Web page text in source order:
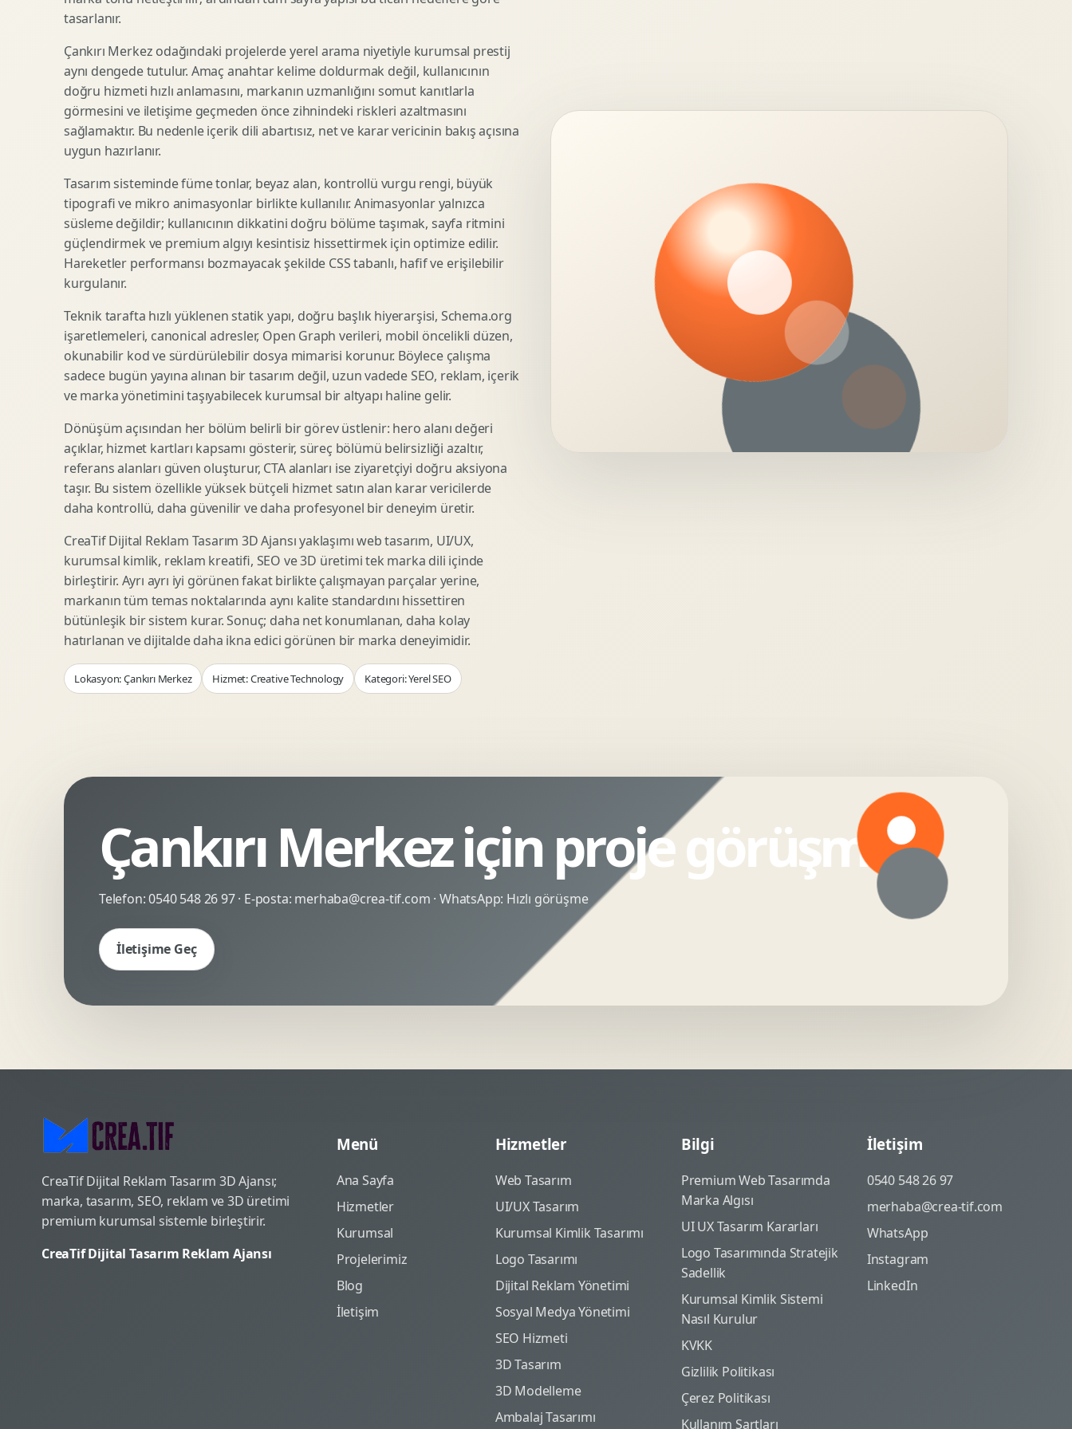
SEO Icerik Stratejisi
Schema Markup Optimizasyonu 3D Lansman Filmi Teknik Modelleme
Premium Ambalaj Tasarimi
Etiket Tasarimi
Kutu Tasarimi
Raf Gorunurlugu
Gida Ambalaj Tasarimi
Kozmetik Ambalaj Tasarimi
E Ticaret Kutu Tasarimi
Ambalaj Mockup Tasarimi
Afis Tasarimi
Brosur Tasarimi
Sunum Tasarimi
Katalog Tasarimi
Infografik Tasarimi
Fuaye Gorsel Tasarimi
Kurumsal Ilan Tasarimi
Marka Stratejisi
Marka Konumlandirma
Rekabet Analizi
Hedef Kitle Analizi
Marka Mimarisi
Deger Onerisi Tasarimi
Pazara Giris Stratejisi
Shopify Tasarim
Woocommerce Tasarim
Eticaret UX Optimizasyonu
Kategori Sayfasi Tasarimi
Sepet Odeme UX
Eticaret SEO Altyapisi
Lead Generation Landing Page
Reklam Landing Page
Webinar Landing Page
App Landing Page
Form Optimizasyonu
Sales Page Tasarimi
Display Banner Tasarimi
Video Reklam Kreatifi
Outdoor Reklam Tasarimi
Performans Kreatif Seti
Story Reklam Tasarimi
Statik Reklam Gorseli
Motion Banner Tasarimi
Logo Animasyonu
Mikro Animasyon Tasarimi
Reklam Motion Video
Arayuz Animasyonu
Sosyal Medya Motion
Webgl Deneyim Tasarimi
AI Gorsel Konsept
No Code Prototip
Veri Gorsellestirme
tasarlanır.
Çankırı Merkez odağındaki projelerde yerel arama niyetiyle kurumsal prestij
aynı dengede tutulur. Amaç anahtar kelime doldurmak değil, kullanıcının
doğru hizmeti hızlı anlamasını, markanın uzmanlığını somut kanıtlarla
görmesini ve iletişime geçmeden önce zihnindeki riskleri azaltmasını
sağlamaktır. Bu nedenle içerik dili abartısız, net ve karar vericinin bakış açısına
uygun hazırlanır.
Tasarım sisteminde füme tonlar, beyaz alan, kontrollü vurgu rengi, büyük
tipografi ve mikro animasyonlar birlikte kullanılır. Animasyonlar yalnızca
süsleme değildir; kullanıcının dikkatini doğru bölüme taşımak, sayfa ritmini
güçlendirmek ve premium algıyı kesintisiz hissettirmek için optimize edilir.
Hareketler performansı bozmayacak şekilde CSS tabanlı, hafif ve erişilebilir
kurgulanır.
Teknik tarafta hızlı yüklenen statik yapı, doğru başlık hiyerarşisi, Schema.org
işaretlemeleri, canonical adresler, Open Graph verileri, mobil öncelikli düzen,
okunabilir kod ve sürdürülebilir dosya mimarisi korunur. Böylece çalışma
sadece bugün yayına alınan bir tasarım değil, uzun vadede SEO, reklam, içerik
ve marka yönetimini taşıyabilecek kurumsal bir altyapı haline gelir.
Dönüşüm açısından her bölüm belirli bir görev üstlenir: hero alanı değeri
açıklar, hizmet kartları kapsamı gösterir, süreç bölümü belirsizliği azaltır,
referans alanları güven oluşturur, CTA alanları ise ziyaretçiyi doğru aksiyona
taşır. Bu sistem özellikle yüksek bütçeli hizmet satın alan karar vericilerde
daha kontrollü, daha güvenilir ve daha profesyonel bir deneyim üretir.
CreaTif Dijital Reklam Tasarım 3D Ajansı yaklaşımı web tasarım, UI/UX,
kurumsal kimlik, reklam kreatifi, SEO ve 3D üretimi tek marka dili içinde
birleştirir. Ayrı ayrı iyi görünen fakat birlikte çalışmayan parçalar yerine,
markanın tüm temas noktalarında aynı kalite standardını hissettiren
bütünleşik bir sistem kurar. Sonuç; daha net konumlanan, daha kolay
hatırlanan ve dijitalde daha ikna edici görünen bir marka deneyimidir.
Lokasyon: Çankırı Merkez Hizmet: Creative Technology Kategori: Yerel SEO
Çankırı Merkez için proje görüşmesi
Telefon:0540 548 26 97· E-posta: merhaba@crea-tif.com · WhatsApp: Hızlı görüşme
İletişime Geç
CreaTif Dijital Reklam Tasarım 3D Ajansı;
marka, tasarım, SEO, reklam ve 3D üretimi
premium kurumsal sistemle birleştirir.
CreaTif Dijital Tasarım Reklam Ajansı
Menü
Ana Sayfa
Hizmetler
Kurumsal
Projelerimiz
Blog
İletişim
Hizmetler
Web Tasarım
UI/UX Tasarım
Kurumsal Kimlik Tasarımı
Logo Tasarımı
Dijital Reklam Yönetimi
Sosyal Medya Yönetimi
SEO Hizmeti
3D Tasarım
3D Modelleme
Ambalaj Tasarımı
Bilgi
Premium Web Tasarımda
Marka Algısı
UI UX Tasarım Kararları
Logo Tasarımında Stratejik
Sadellik
Kurumsal Kimlik Sistemi
Nasıl Kurulur
KVKK
Gizlilik Politikası
Çerez Politikası
Kullanım Şartları
İletişim
0540 548 26 97
merhaba@crea-tif.com
WhatsApp
Instagram
LinkedIn